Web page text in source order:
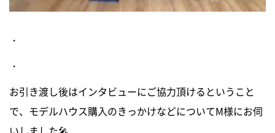
・
・
お引き渡し後はインタビューにご協力頂けるということ
で、モデルハウス購入のきっかけなどについてM様にお伺